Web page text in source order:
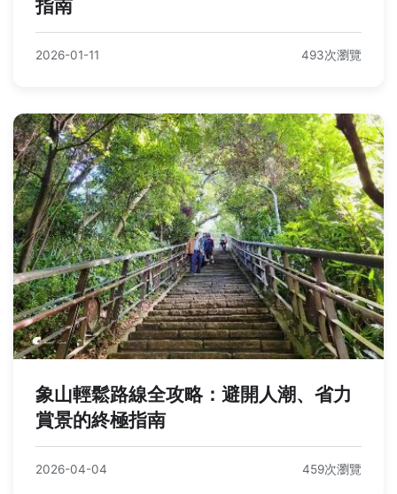
指南
2026-01-11 493次瀏覽
象山輕鬆路線全攻略：避開人潮、省力
賞景的終極指南
2026-04-04 459次瀏覽